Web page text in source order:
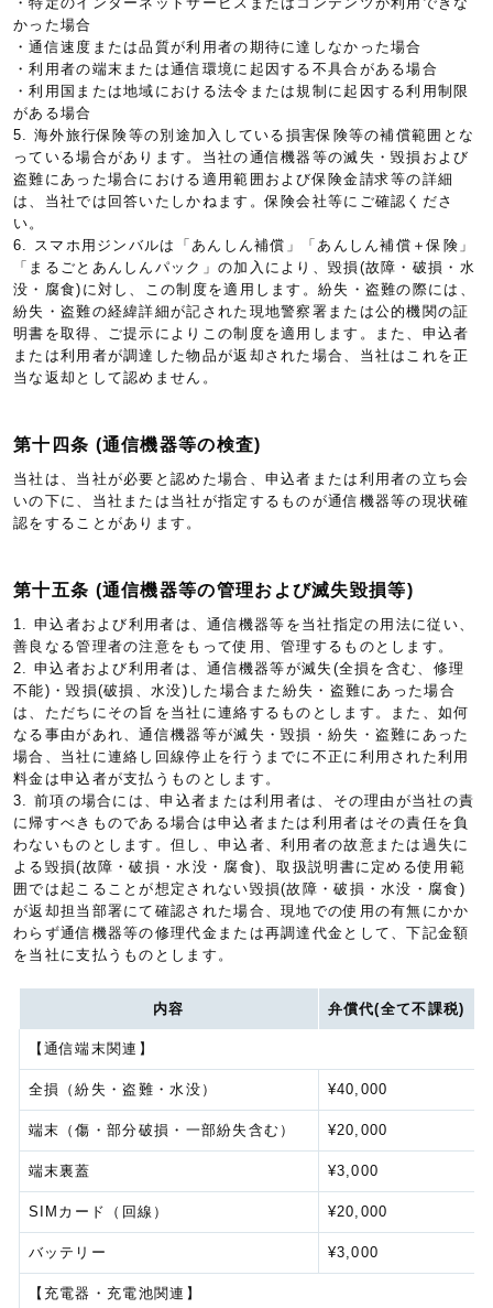
かった場合
・通信速度または品質が利用者の期待に達しなかった場合
・利用者の端末または通信環境に起因する不具合がある場合
・利用国または地域における法令または規制に起因する利用制限
がある場合
5. 海外旅行保険等の別途加入している損害保険等の補償範囲とな
っている場合があります。当社の通信機器等の滅失・毀損および
盗難にあった場合における適用範囲および保険金請求等の詳細
は、当社では回答いたしかねます。保険会社等にご確認くださ
い。
6. スマホ用ジンバルは「あんしん補償」「あんしん補償＋保険」
「まるごとあんしんパック」の加入により、毀損(故障・破損・水
没・腐食)に対し、この制度を適用します。紛失・盗難の際には、
紛失・盗難の経緯詳細が記された現地警察署または公的機関の証
明書を取得、ご提示によりこの制度を適用します。また、申込者
または利用者が調達した物品が返却された場合、当社はこれを正
当な返却として認めません。
第十四条 (通信機器等の検査)
当社は、当社が必要と認めた場合、申込者または利用者の立ち会
いの下に、当社または当社が指定するものが通信機器等の現状確
認をすることがあります。
第十五条 (通信機器等の管理および滅失毀損等)
1. 申込者および利用者は、通信機器等を当社指定の用法に従い、
善良なる管理者の注意をもって使用、管理するものとします。
2. 申込者および利用者は、通信機器等が滅失(全損を含む、修理
不能)・毀損(破損、水没)した場合また紛失・盗難にあった場合
は、ただちにその旨を当社に連絡するものとします。また、如何
なる事由があれ、通信機器等が滅失・毀損・紛失・盗難にあった
場合、当社に連絡し回線停止を行うまでに不正に利用された利用
料金は申込者が支払うものとします。
3. 前項の場合には、申込者または利用者は、その理由が当社の責
に帰すべきものである場合は申込者または利用者はその責任を負
わないものとします。但し、申込者、利用者の故意または過失に
よる毀損(故障・破損・水没・腐食)、取扱説明書に定める使用範
囲では起こることが想定されない毀損(故障・破損・水没・腐食)
が返却担当部署にて確認された場合、現地での使用の有無にかか
わらず通信機器等の修理代金または再調達代金として、下記金額
を当社に支払うものとします。
内容 弁償代(全て不課税)
【通信端末関連】
全損（紛失・盗難・水没） ¥40,000
端末（傷・部分破損・一部紛失含む） ¥20,000
端末裏蓋 ¥3,000
SIMカード（回線） ¥20,000
バッテリー ¥3,000
【充電器・充電池関連】